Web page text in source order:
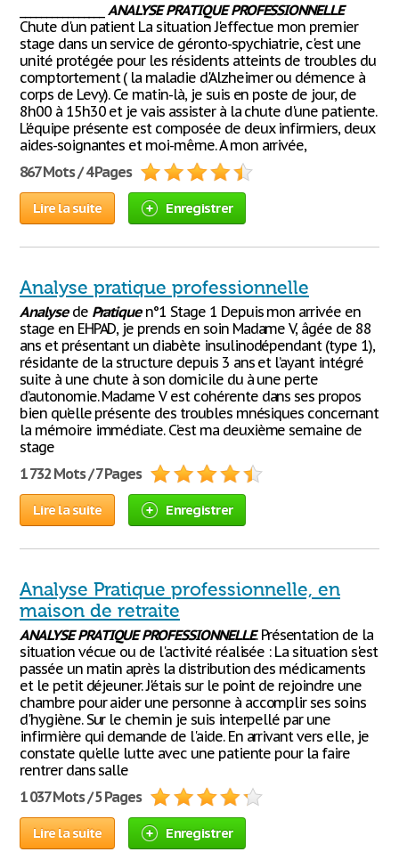
________________ANALYSE PRATIQUE PROFESSIONNELLE
Chute d'un patient La situation J'effectue mon premier
stage dans un service de géronto-spychiatrie, c'est une
unité protégée pour les résidents atteints de troubles du
comptortement ( la maladie d'Alzheimer ou démence à
corps de Levy). Ce matin-là, je suis en poste de jour, de
8h00 à 15h30 et je vais assister à la chute d'une patiente.
L'équipe présente est composée de deux infirmiers, deux
aides-soignantes et moi-même. A mon arrivée,
867 Mots / 4 Pages
Lire la suite Enregistrer
Analyse pratique professionnelle
Analysede Pratiquen°1 Stage 1 Depuis mon arrivée en
stage en EHPAD, je prends en soin Madame V, âgée de 88
ans et présentant un diabète insulinodépendant (type 1),
résidante de la structure depuis 3 ans et l’ayant intégré
suite à une chute à son domicile du à une perte
d’autonomie. Madame V est cohérente dans ses propos
bien qu’elle présente des troubles mnésiques concernant
la mémoire immédiate. C’est ma deuxième semaine de
stage
1 732 Mots / 7 Pages
Lire la suite Enregistrer
Analyse Pratique professionnelle, en
maison de retraite
ANALYSE PRATIQUE PROFESSIONNELLE. Présentation de la
situation vécue ou de l'activité réalisée : La situation s'est
passée un matin après la distribution des médicaments
et le petit déjeuner. J'étais sur le point de rejoindre une
chambre pour aider une personne à accomplir ses soins
d'hygiène. Sur le chemin je suis interpellé par une
infirmière qui demande de l'aide. En arrivant vers elle, je
constate qu'elle lutte avec une patiente pour la faire
rentrer dans salle
1 037 Mots / 5 Pages
Lire la suite Enregistrer